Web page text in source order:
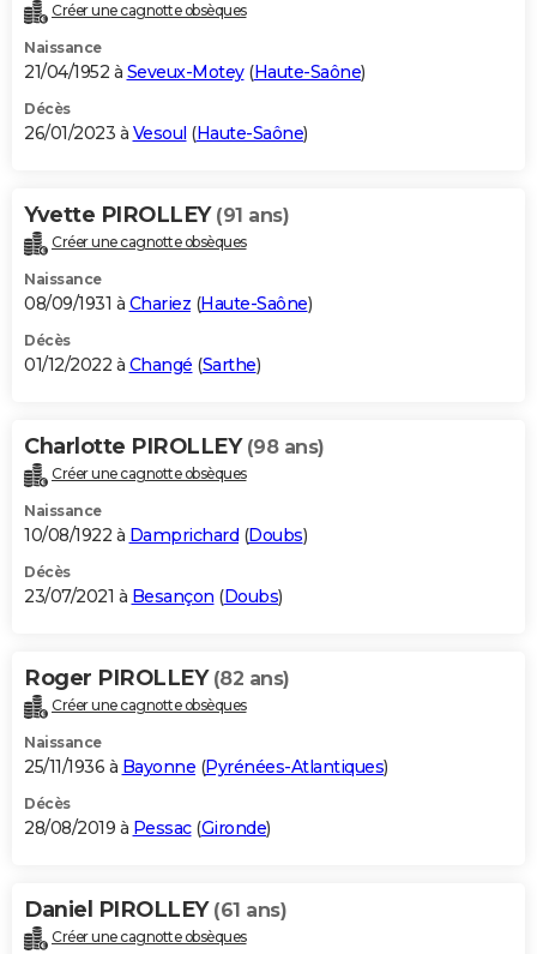
Créer une cagnotte obsèques
Naissance
21/04/1952 à Seveux-Motey(Haute-Saône)
Décès
26/01/2023 à Vesoul (Haute-Saône)
Yvette PIROLLEY (91 ans)
Créer une cagnotte obsèques
Naissance
08/09/1931 à Chariez (Haute-Saône)
Décès
01/12/2022 à Changé (Sarthe)
Charlotte PIROLLEY (98 ans)
Créer une cagnotte obsèques
Naissance
10/08/1922 à Damprichard (Doubs)
Décès
23/07/2021 à Besançon (Doubs)
Roger PIROLLEY (82 ans)
Créer une cagnotte obsèques
Naissance
25/11/1936 à Bayonne (Pyrénées-Atlantiques)
Décès
28/08/2019 à Pessac(Gironde)
Daniel PIROLLEY (61 ans)
Créer une cagnotte obsèques